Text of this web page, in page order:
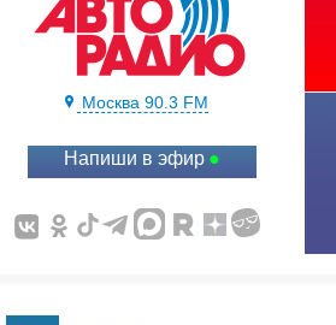
Москва 90.3 FM
Напиши в эфир